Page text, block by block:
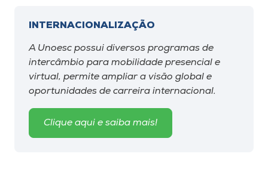
INTERNACIONALIZAÇÃO
A Unoesc possui diversos programas de
intercâmbio para mobilidade presencial e
virtual, permite ampliar a visão global e
oportunidades de carreira internacional.
Clique aqui e saiba mais!